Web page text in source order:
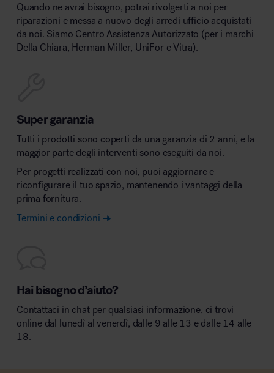
Quando ne avrai bisogno, potrai rivolgerti a noi per
riparazioni e messa a nuovo degli arredi ufficio acquistati
da noi. Siamo Centro Assistenza Autorizzato (per i marchi
Della Chiara, Herman Miller, UniFor e Vitra).
Super garanzia
Tutti i prodotti sono coperti da una garanzia di 2 anni, e la
maggior parte degli interventi sono eseguiti da noi.
Per progetti realizzati con noi, puoi aggiornare e
riconfigurare il tuo spazio, mantenendo i vantaggi della
prima fornitura.
Termini e condizioni
Hai bisogno d’aiuto?
Contattaci in chat per qualsiasi informazione, ci trovi
online dal lunedì al venerdì, dalle 9 alle 13 e dalle 14 alle
18.